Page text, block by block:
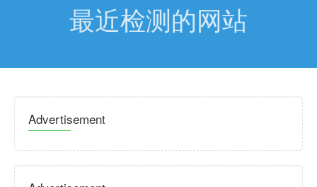
最近检测的网站
Advertisement